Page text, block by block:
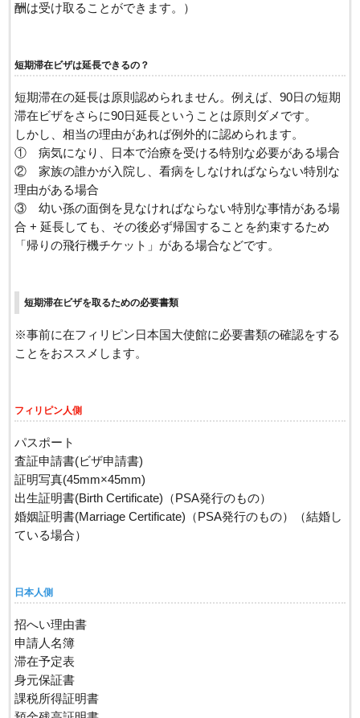
酬は受け取ることができます。）
短期滞在ビザは延長できるの？
短期滞在の延長は原則認められません。例えば、90日の短期
滞在ビザをさらに90日延長ということは原則ダメです。
しかし、相当の理由があれば例外的に認められます。
① 病気になり、日本で治療を受ける特別な必要がある場合
② 家族の誰かが入院し、看病をしなければならない特別な
理由がある場合
③ 幼い孫の面倒を見なければならない特別な事情がある場
合 + 延長しても、その後必ず帰国することを約束するため
「帰りの飛行機チケット」がある場合などです。
短期滞在ビザを取るための必要書類
※事前に在フィリピン日本国大使館に必要書類の確認をする
ことをおススメします。
フィリピン人側
パスポート
査証申請書(ビザ申請書)
証明写真(45mm×45mm)
出生証明書(Birth Certificate)（PSA発行のもの）
婚姻証明書(Marriage Certificate)（PSA発行のもの）（結婚し
ている場合）
日本人側
招へい理由書
申請人名簿
滞在予定表
身元保証書
課税所得証明書